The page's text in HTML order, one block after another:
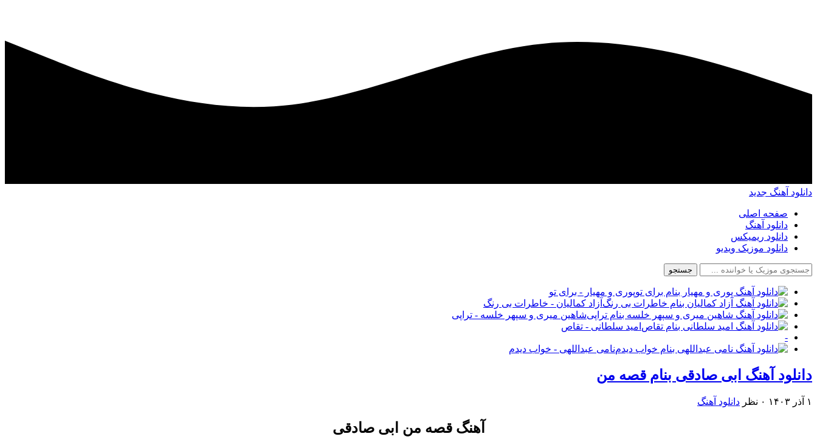
دانلود آهنگ جدید
صفحه اصلی
دانلود آهنگ
دانلود ریمیکس
دانلود موزیک ویدیو
جستجو
پوری و مهیار - برای تو
آزاد کمالیان - خاطرات بی رنگ
شاهین میری و سپهر خلسه - تراپی
امید سلطانی - تقاص
-
نامی عبداللهی - خواب دیدم
دانلود آهنگ ابی صادقی بنام قصه من
۱ آذر ۱۴۰۳ ۰ نظر دانلود آهنگ
آهنگ قصه من ابی صادقی